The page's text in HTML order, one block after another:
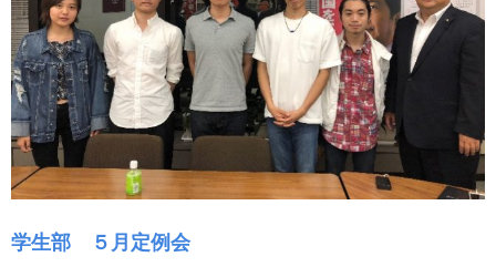
学生部 ５月定例会